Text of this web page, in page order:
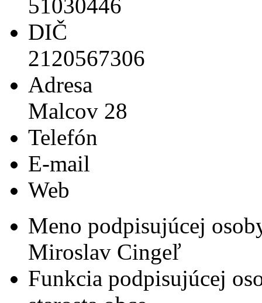
51030446
DIČ
2120567306
Adresa
Malcov 28
Telefón
E-mail
Web
Meno podpisujúcej
Miroslav Cingeľ
Funkcia podpisujúcej